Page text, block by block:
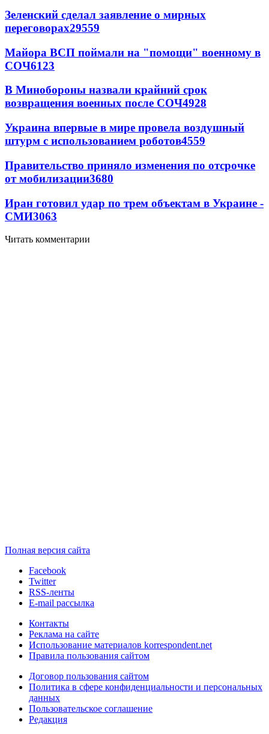
Зеленский сделал заявление о мирных
переговорах29559
Майора ВСП поймали на "помощи" военному в
СОЧ6123
В Минобороны назвали крайний срок
возвращения военных после СОЧ4928
Украина впервые в мире провела воздушный
штурм с использованием роботов4559
Правительство приняло изменения по отсрочке
от мобилизации3680
Иран готовил удар по трем объектам в Украине -
СМИ3063
Читать комментарии
Полная версия сайта
Facebook
Twitter
RSS-ленты
E-mail рассылка
Контакты
Реклама на сайте
Использование материалов korrespondent.net
Правила пользования сайтом
Договор пользования сайтом
Политика в сфере конфиденциальности и персональных
данных
Пользовательское соглашение
Редакция